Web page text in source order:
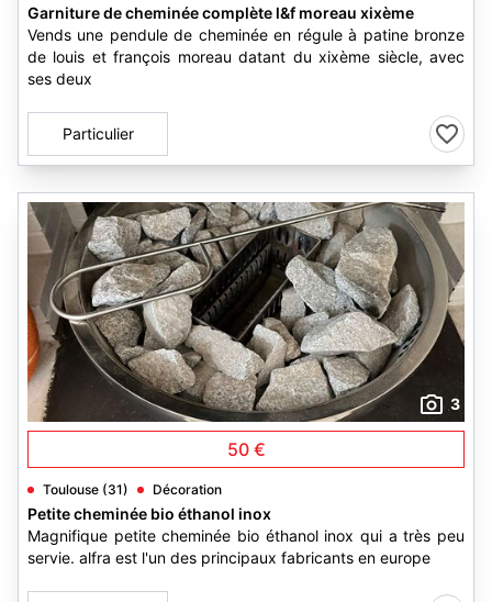
Garniture de cheminée complète l&f moreau xixème
Vends une pendule de cheminée en régule à patine bronze
de louis et françois moreau datant du xixème siècle, avec
ses deux
Particulier
3
50 €
Toulouse (31) Décoration
Petite cheminée bio éthanol inox
Magnifique petite cheminée bio éthanol inox qui a très peu
servie. alfra est l'un des principaux fabricants en europe